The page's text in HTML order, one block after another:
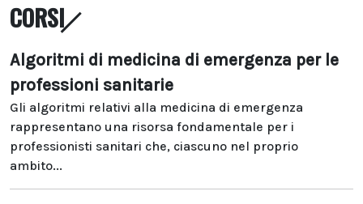
CORSI
Algoritmi di medicina di emergenza per le
professioni sanitarie
Gli algoritmi relativi alla medicina di emergenza
rappresentano una risorsa fondamentale per i
professionisti sanitari che, ciascuno nel proprio
ambito...